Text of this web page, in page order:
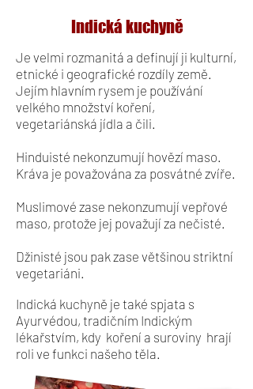
Indická kuchyně
Je velmi rozmanitá a definují ji kulturní,
etnické i geografické rozdíly země.
Jejím hlavním rysem je používání
velkého množství koření,
vegetariánská jídla a čili.
Hinduisté nekonzumují hovězí maso.
Kráva je považována za posvátné zvíře.
Muslimové zase nekonzumují vepřové
maso, protože jej považují za nečisté.
Džinisté jsou pak zase většinou striktní
vegetariáni.
Indická kuchyně je také spjata s
Ayurvédou, tradičním Indickým
lékařstvím, kdy koření a suroviny hrají
roli ve funkci našeho těla.